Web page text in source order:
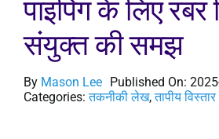
पाइपिंग के लिए रबर
संयुक्त की समझ
By Mason Lee Published On:
Categories:तकनीकी लेख,तापीय